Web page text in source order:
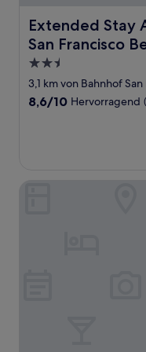
Extended Stay
San Francisco
Extended Stay
2.5-
Sterne-
Unterkunft
3,1 km von Bahnhof
8.6
8,6/10 Hervorragend